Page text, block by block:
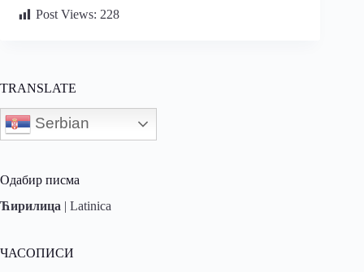
Post Views: 228
TRANSLATE
Serbian
Одабир писма
Ћирилица | Latinica
ЧАСОПИСИ